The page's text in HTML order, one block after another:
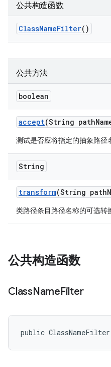
公共构造函数
ClassNameFilter()
公共方法
boolean
accept(String path
测试是否应将指定的抽象路径
String
transform(String path
类路径条目路径名称的可选转
公共构造函数
ClassNameFilter
public